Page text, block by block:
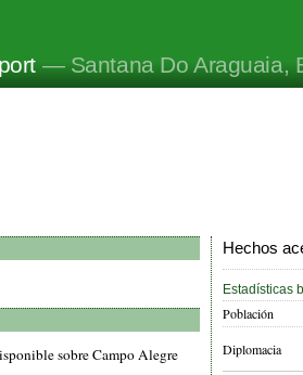
— Santana Do Araguaia,
sobre Campo Alegre
Hechos
Estadísticas
Población
Diplomacia